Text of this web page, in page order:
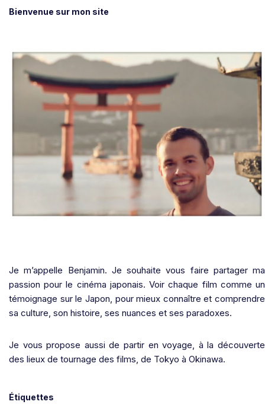
Bienvenue sur mon site
Je m’appelle Benjamin. Je souhaite vous faire partager ma
passion pour le cinéma japonais. Voir chaque film comme un
témoignage sur le Japon, pour mieux connaître et comprendre
sa culture, son histoire, ses nuances et ses paradoxes.
Je vous propose aussi de partir en voyage, à la découverte
des lieux de tournage des films, de Tokyo à Okinawa.
Étiquettes